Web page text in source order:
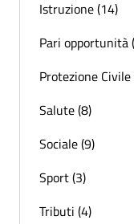
Istruzione (14)
Pari opportunità
Protezione Civile
Salute (8)
Sociale (9)
Sport (3)
Tributi (4)